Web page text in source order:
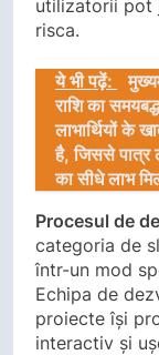
utilizatorii pot
risca.
ये भी पढ़ें:
राशि का
लाभार्थियों के
है, जिससे पात्र
का सीधे लाभ
Procesul de
categoria de
într-un mod
Echipa de
proiecte își
interactiv și